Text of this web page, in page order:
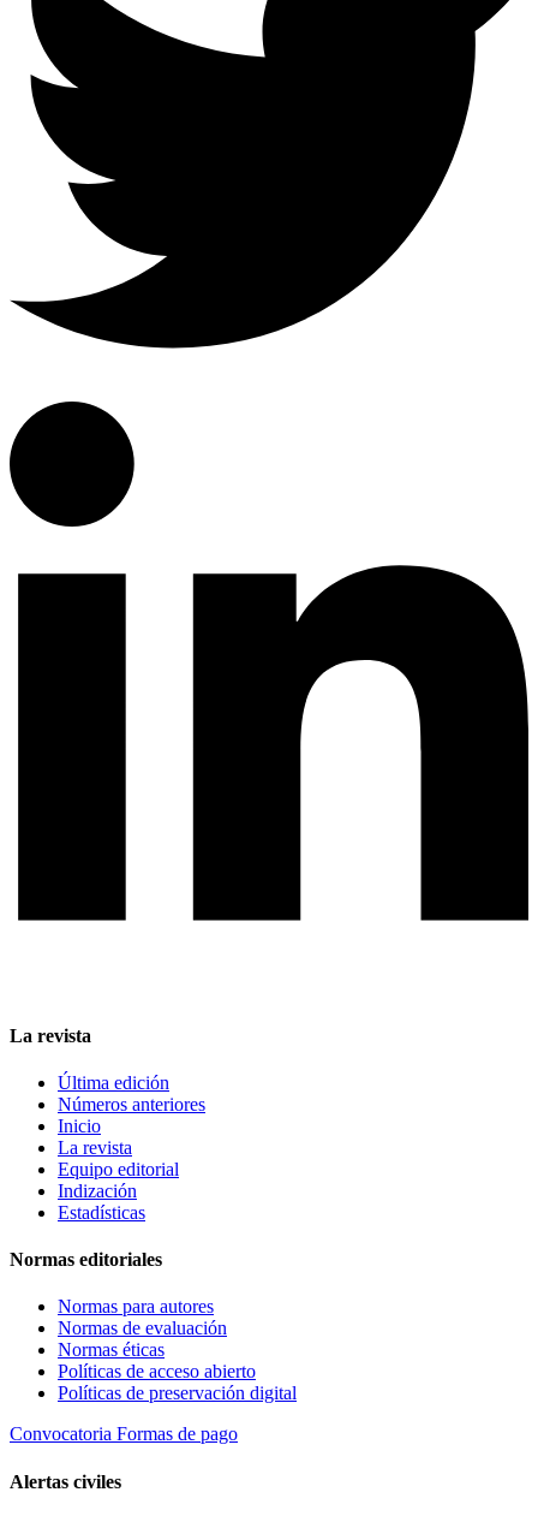
La revista
Última edición
Números anteriores
Inicio
La revista
Equipo editorial
Indización
Estadísticas
Normas editoriales
Normas para autores
Normas de evaluación
Normas éticas
Políticas de acceso abierto
Políticas de preservación digital
Convocatoria Formas de pago
Alertas civiles